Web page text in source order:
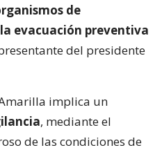
de
evacuación preventiva
del presidente
implica un
, mediante el
de las condiciones de